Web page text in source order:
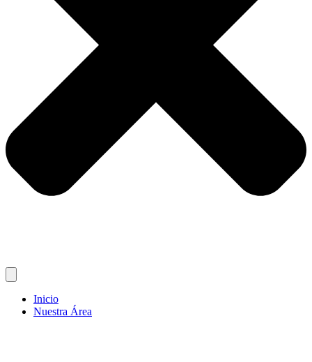
Inicio
Nuestra Área